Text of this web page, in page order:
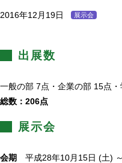
2016年12月19日 展示会
出展数
一般の部 7点・企業の部 15点
総数：206点
展示会
会期
平成28年10月15日 (土)